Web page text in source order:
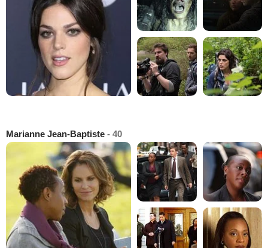
Marianne Jean-Baptiste - 40